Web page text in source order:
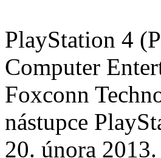
PlayStation 4
Computer
Foxconn
nástupce
20. února